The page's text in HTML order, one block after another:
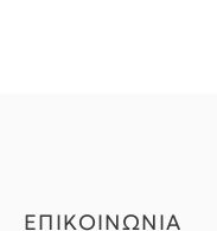
ΕΠΙΚΟΙΝΩΝΙΑ